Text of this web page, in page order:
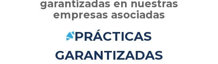
garantizadas en nuestras
empresas asociadas
PRÁCTICAS
GARANTIZADAS